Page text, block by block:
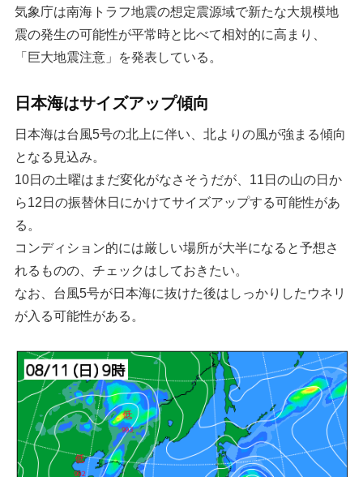
気象庁は南海トラフ地震の想定震源域で新たな大規模地
震の発生の可能性が平常時と比べて相対的に高まり、
「巨大地震注意」を発表している。
日本海はサイズアップ傾向
日本海は台風5号の北上に伴い、北よりの風が強まる傾向
となる見込み。
10日の土曜はまだ変化がなさそうだが、11日の山の日か
ら12日の振替休日にかけてサイズアップする可能性があ
る。
コンディション的には厳しい場所が大半になると予想さ
れるものの、チェックはしておきたい。
なお、台風5号が日本海に抜けた後はしっかりしたウネリ
が入る可能性がある。